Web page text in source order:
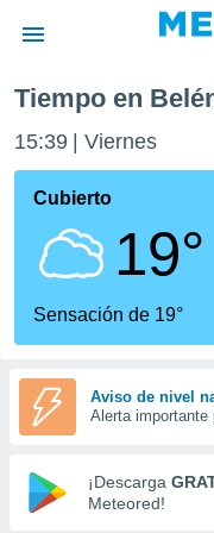
de
ha
que se
calidad.
a este
las
y
forma
digital
basada
Tiempo en
15:39 Viernes
Cubierto
19°
Sensación de 19°
Aviso de nivel
Alerta importante
¡Descarga
Meteored!